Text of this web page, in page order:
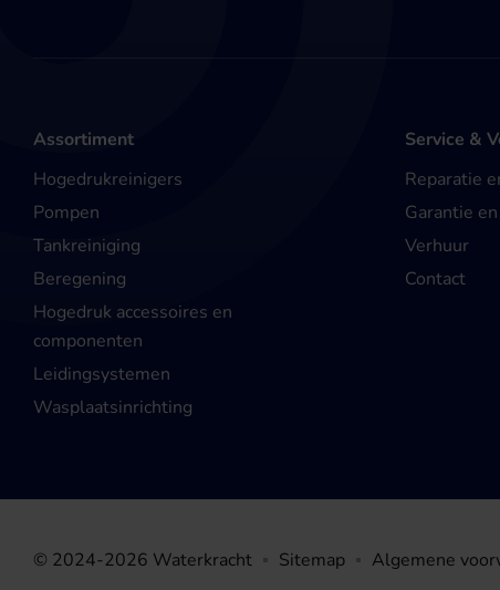
Assortiment
Hogedrukreinigers
Pompen
Tankreiniging
Beregening
Hogedruk accessoires en
componenten
Leidingsystemen
Wasplaatsinrichting
Service &
Reparatie
Garantie
Verhuur
Contact
© 2024-2026 Waterkracht Sitemap Algemene